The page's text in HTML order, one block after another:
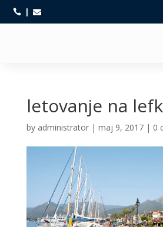
 
letovanje na
by administrator| maj 9, 2017| 0